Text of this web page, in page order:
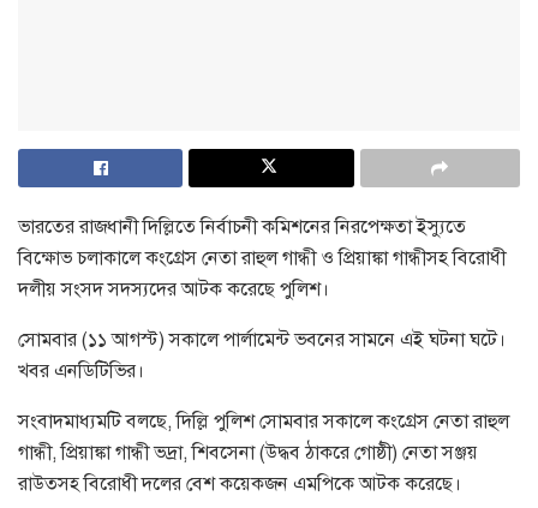
ভারতের রাজধানী দিল্লিতে নির্বাচনী কমিশনের নিরপেক্ষতা ইস্যুতে
বিক্ষোভ চলাকালে কংগ্রেস নেতা রাহুল গান্ধী ও প্রিয়াঙ্কা গান্ধীসহ বিরোধী
দলীয় সংসদ সদস্যদের আটক করেছে পুলিশ।
সোমবার (১১ আগস্ট) সকালে পার্লামেন্ট ভবনের সামনে এই ঘটনা ঘটে।
খবর এনডিটিভির।
সংবাদমাধ্যমটি বলছে, দিল্লি পুলিশ সোমবার সকালে কংগ্রেস নেতা রাহুল
গান্ধী, প্রিয়াঙ্কা গান্ধী ভদ্রা, শিবসেনা (উদ্ধব ঠাকরে গোষ্ঠী) নেতা সঞ্জয়
রাউতসহ বিরোধী দলের বেশ কয়েকজন এমপিকে আটক করেছে।